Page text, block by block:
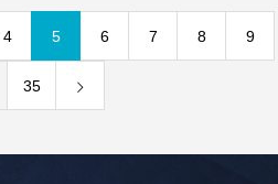
4 5 6 7 8 9
35